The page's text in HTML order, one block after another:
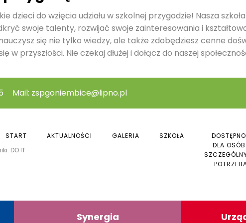
dzieci do wzięcia udziału w szkolnej przygodzie! Nasza
swoje talenty, rozwijać swoje zainteresowania i
się nie tylko wiedzy, ale także zdobędziesz cenne
w przyszłości. Nie czekaj dłużej i dołącz do naszej
Mail: zspgoniembice@lipno.pl
DO IT
START AKTUALNOŚCI GALERIA SZKOŁA
DLA
Synergia